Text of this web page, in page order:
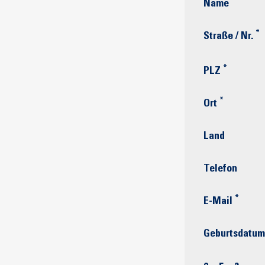
Name
Straße / Nr. *
PLZ *
Ort *
Land
Telefon
E-Mail *
Geburtsdatum